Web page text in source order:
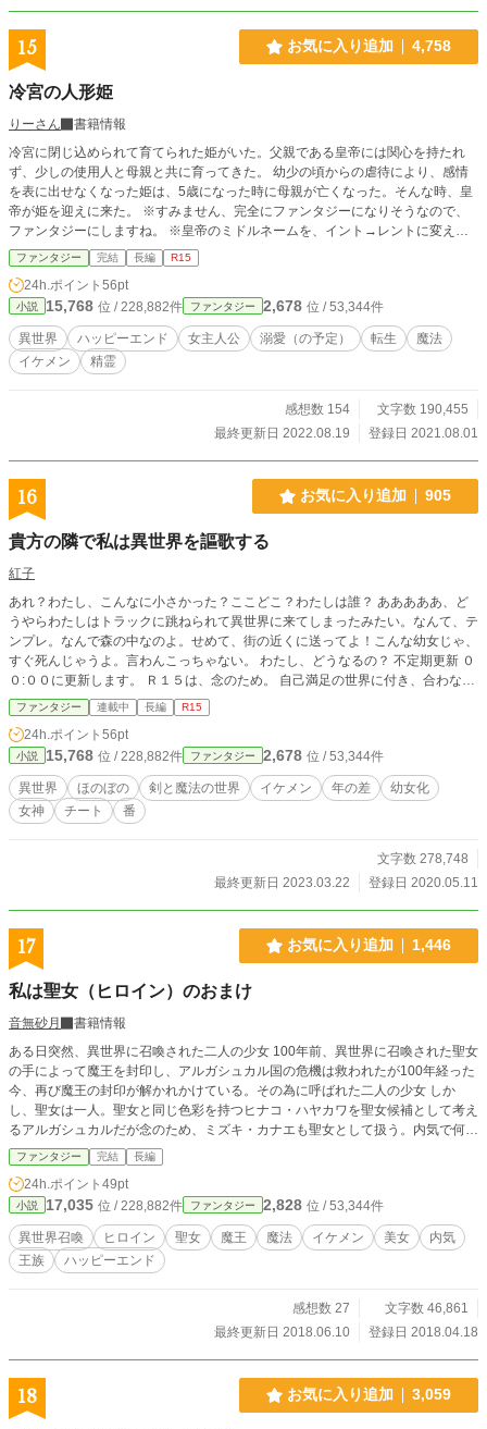
15 お気に入り追加 4,758
冷宮の人形姫
りーさん
書籍情報
冷宮に閉じ込められて育てられた姫がいた。父親である皇帝には関心を持たれ
ず、少しの使用人と母親と共に育ってきた。 幼少の頃からの虐待により、感情
を表に出せなくなった姫は、5歳になった時に母親が亡くなった。そんな時、皇
帝が姫を迎えに来た。 ※すみません、完全にファンタジーになりそうなので、
ファンタジーにしますね。 ※皇帝のミドルネームを、イント→レントに変えま
す。(第一皇妃のミドルネームと被りそうなので) そして、レンド→レクトに変え
ます。(皇帝のミドルネームと似てしまうため)変わってないよというところがあ
れば教えてください。
ファンタジー 完結 長編 R15
24h.ポイント 56pt
小説 15,768 位 / 228,882件 ファンタジー 2,678 位 / 53,344件
異世界 ハッピーエンド 女主人公 溺愛（の予定） 転生
魔法
イケメン
精霊
感想数 154
文字数 190,455
最終更新日 2022.08.19
登録日 2021.08.01
16 お気に入り追加 905
貴方の隣で私は異世界を謳歌する
紅子
あれ？わたし、こんなに小さかった？ここどこ？わたしは誰？ あああああ、ど
うやらわたしはトラックに跳ねられて異世界に来てしまったみたい。なんて、テ
ンプレ。なんで森の中なのよ。せめて、街の近くに送ってよ！こんな幼女じゃ、
すぐ死んじゃうよ。言わんこっちゃない。 わたし、どうなるの？ 不定期更新 ０
０:００に更新します。 Ｒ１５は、念のため。 自己満足の世界に付き、合わない
と感じた方は読むのをお止めください。設定ゆるゆるの思い付き、ご都合主義で
書いているため、深い内容ではありません。さらっと読みたい方向けです。矛盾
点などあったらごめんなさい(>_<)
ファンタジー 連載中 長編 R15
24h.ポイント 56pt
小説 15,768 位 / 228,882件 ファンタジー 2,678 位 / 53,344件
異世界 ほのぼの 剣と魔法の世界 イケメン 年の差
幼女化
女神
チート 番
文字数 278,748
最終更新日 2023.03.22
登録日 2020.05.11
17 お気に入り追加 1,446
私は聖女（ヒロイン）のおまけ
音無砂月
書籍情報
ある日突然、異世界に召喚された二人の少女 100年前、異世界に召喚された聖女
の手によって魔王を封印し、アルガシュカル国の危機は救われたが100年経った
今、再び魔王の封印が解かれかけている。その為に呼ばれた二人の少女 しか
し、聖女は一人。聖女と同じ色彩を持つヒナコ・ハヤカワを聖女候補として考え
るアルガシュカルだが念のため、ミズキ・カナエも聖女として扱う。内気で何も
自分で決められないヒナコを支えながらミズキは何とか元の世界に帰れないか方
法を探す。
ファンタジー 完結 長編
24h.ポイント 49pt
小説 17,035 位 / 228,882件 ファンタジー 2,828 位 / 53,344件
異世界召喚 ヒロイン 聖女 魔王 魔法 イケメン 美女
内気
王族
ハッピーエンド
感想数 27
文字数 46,861
最終更新日 2018.06.10
登録日 2018.04.18
18 お気に入り追加 3,059